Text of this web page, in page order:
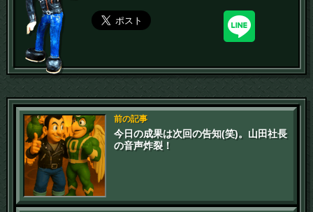
前の記事
今日の成果は次回の告知(笑)。山田社長
の音声炸裂！